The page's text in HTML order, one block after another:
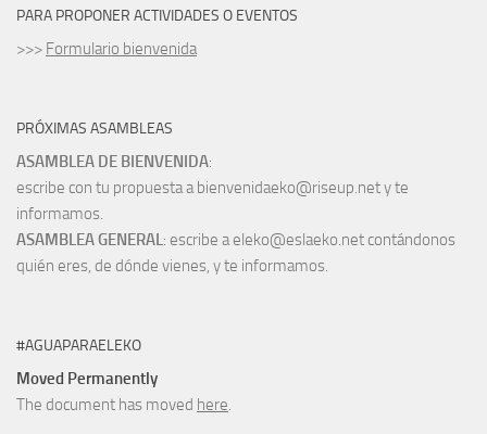
PARA PROPONER ACTIVIDADES O EVENTOS
>>> Formulario bienvenida
PRÓXIMAS ASAMBLEAS
ASAMBLEA DE BIENVENIDA:
escribe con tu propuesta a bienvenidaeko@riseup.net y te
informamos.
ASAMBLEA GENERAL: escribe a eleko@eslaeko.net contándonos
quién eres, de dónde vienes, y te informamos.
#AGUAPARAELEKO
Moved Permanently
The document has moved here.